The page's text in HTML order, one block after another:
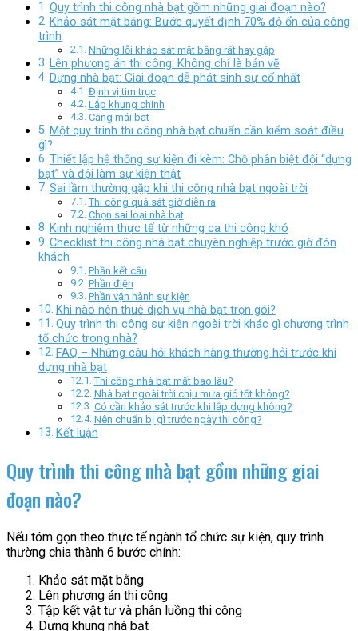
Quy trình thi công nhà bạt gồm những giai đoạn nào?
Khảo sát mặt bằng: Bước quyết định 70% độ ổn của công
trình
Những lỗi khảo sát mặt bằng rất hay gặp
Lên phương án thi công: Không chỉ là bản vẽ
Dựng nhà bạt: Giai đoạn dễ phát sinh sự cố nhất
Định vị tim trục
Lắp khung chính
Căng mái bạt
Một quy trình thi công nhà bạt chuẩn cần kiểm soát điều
gì?
Thiết lập hệ thống sự kiện đi kèm: Chỗ phân biệt đội “dựng
bạt” và đội làm sự kiện thật
Sai lầm thường gặp khi thi công nhà bạt ngoài trời
Thi công quá sát giờ diễn ra
Chọn sai loại nhà bạt
Kinh nghiệm thực tế từ những ca thi công khó
Checklist thi công nhà bạt chuyên nghiệp trước giờ đón
khách
Phần kết cấu
Phần điện
Phần vận hành sự kiện
Khi nào nên thuê dịch vụ nhà bạt trọn gói?
Quy trình thi công sự kiện ngoài trời khác gì chương trình
tổ chức trong nhà?
FAQ – Những câu hỏi khách hàng thường hỏi trước khi
dựng nhà bạt
Thi công nhà bạt mất bao lâu?
Nhà bạt ngoài trời chịu mưa gió tốt không?
Có cần khảo sát trước khi lắp dựng không?
Nên chuẩn bị gì trước ngày thi công?
Kết luận
Quy trình thi công nhà bạt gồm những giai
đoạn nào?
Nếu tóm gọn theo thực tế ngành tổ chức sự kiện, quy trình
thường chia thành 6 bước chính:
Khảo sát mặt bằng
Lên phương án thi công
Tập kết vật tư và phân luồng thi công
Dựng khung nhà bạt